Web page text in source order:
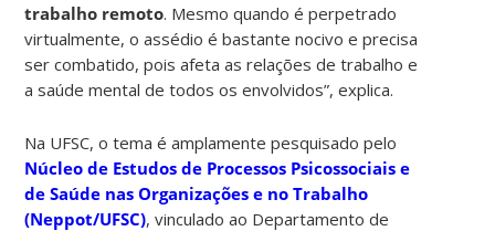
trabalho remoto. Mesmo quando é perpetrado
virtualmente, o assédio é bastante nocivo e precisa
ser combatido, pois afeta as relações de trabalho e
a saúde mental de todos os envolvidos”, explica.
Na UFSC, o tema é amplamente pesquisado pelo
Núcleo de Estudos de Processos Psicossociais e
de Saúde nas Organizações e no Trabalho
(Neppot/UFSC), vinculado ao Departamento de